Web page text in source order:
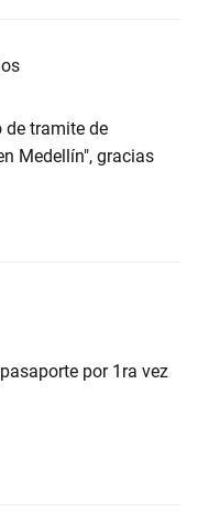
de tramite de
Medellín", gracias
por 1ra vez